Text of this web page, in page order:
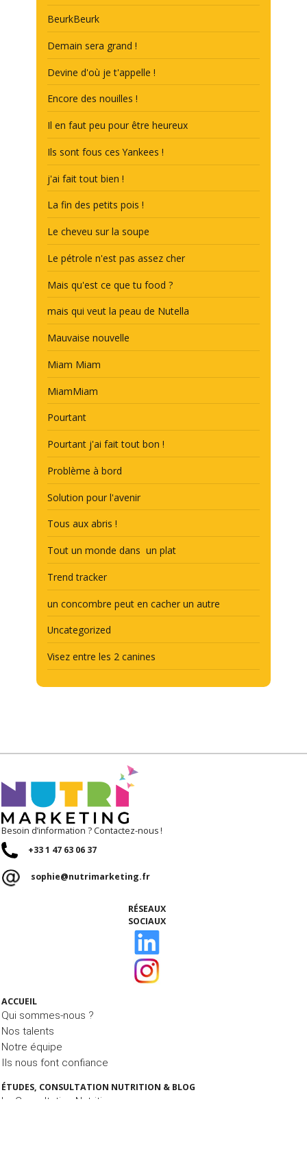
BeurkBeurk
Demain sera grand !
Devine d'où je t'appelle !
Encore des nouilles !
Il en faut peu pour être heureux
Ils sont fous ces Yankees !
j'ai fait tout bien !
La fin des petits pois !
Le cheveu sur la soupe
Le pétrole n'est pas assez cher
Mais qu'est ce que tu food ?
mais qui veut la peau de Nutella
Mauvaise nouvelle
Miam Miam
MiamMiam
Pourtant
Pourtant j'ai fait tout bon !
Problème à bord
Solution pour l'avenir
Tous aux abris !
Tout un monde dans un plat
Trend tracker
un concombre peut en cacher un autre
Uncategorized
Visez entre les 2 canines
Besoin d’information ? Contactez-nous !
+33 1 47 63 06 37
sophie@nutrimarketing.fr
RÉSEAUX
SOCIAUX
ACCUEIL
Qui sommes-nous ?
Nos talents
Notre équipe
Ils nous font confiance
ÉTUDES, CONSULTATION NUTRITION & BLOG
La Consultation Nutrition